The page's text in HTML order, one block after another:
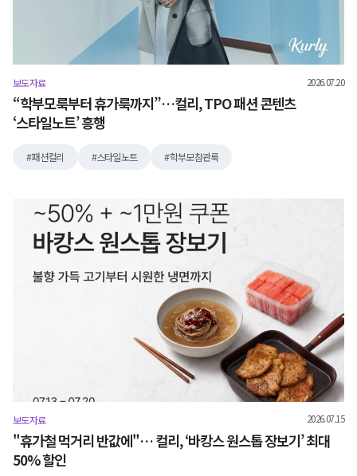
보도자료 2026.07.20
“학부모룩부터 휴가룩까지”…컬리, TPO 패션 콘텐츠
‘스타일노트’ 흥행
패션컬리 스타일노트 학부모참관룩
보도자료 2026.07.15
"휴가철 먹거리 반값에"… 컬리, ‘바캉스 원스톱 장보기’ 최대
50% 할인